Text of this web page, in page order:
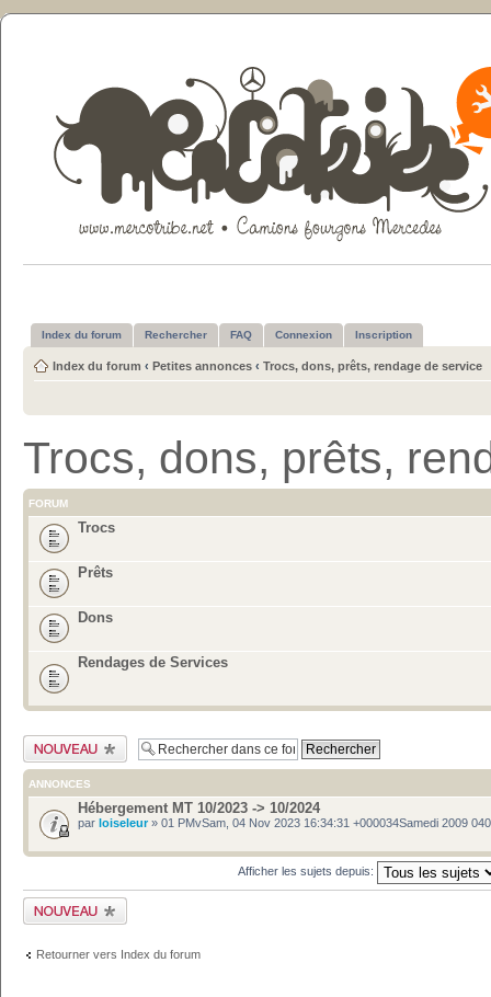
Index du forum Rechercher FAQ Connexion Inscription
Index du forum ‹ Petites annonces ‹ Trocs, dons, prêts, rendage de service
Trocs, dons, prêts,
FORUM
Trocs
Prêts
Dons
Rendages de Services
Publier un nouveau
sujet
ANNONCES
Hébergement MT 10/2023 -> 10/2024
par loiseleur» 01 PMvSam, 04 Nov 2023 16:34:31 +000034Samedi 2009
Afficher les sujets depuis:
Publier un nouveau
sujet
Retourner vers Index du forum